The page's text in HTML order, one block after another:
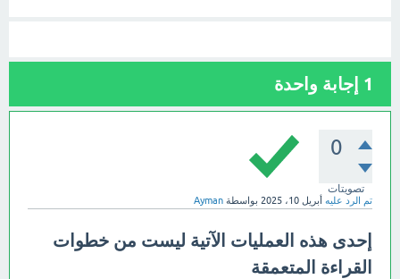
1 إجابة واحدة
0
تصويتات
تم الرد عليه أبريل 10، 2025 بواسطة Ayman
إحدى هذه العمليات الآتية ليست من خطوات
القراءة المتعمقة